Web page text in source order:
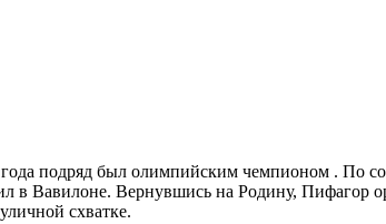
подряд был олимпийским чемпионом . По
в Вавилоне. Вернувшись на Родину, Пифагор
схватке.